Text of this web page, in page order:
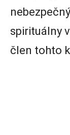
spirituálny
člen tohto